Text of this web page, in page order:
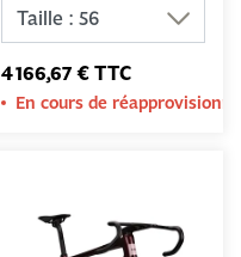
4 166,67 € TTC
En cours de